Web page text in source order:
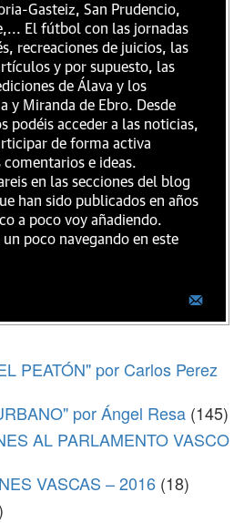
Gasteiz, San Prudencio,
El fútbol con las jornadas
recreaciones de juicios, las
y por supuesto, las
de Álava y los
y Miranda de Ebro. Desde
podéis acceder a las noticias,
de forma activa
e ideas.
en las secciones del blog
han sido publicados en años
a poco voy añadiendo.
un poco navegando en este
PEATÓN" por Carlos Perez
por Ángel Resa (145)
AL PARLAMENTO VASCO
VASCAS – 2016 (18)